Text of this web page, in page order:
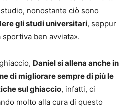
nonostante ciò sono
gli studi universitari, seppur
ben avviata».
Daniel si allena anche in
di migliorare sempre di più le
sul ghiaccio, infatti, ci
molto alla cura di questo